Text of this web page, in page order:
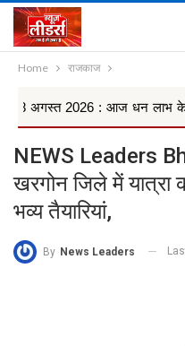
Home राजकाज
: आज धन लाभ के बड़े योग, 7
NEWS Leaders
खरगोन जिले में यात्रा
भव्य तैयारियां,
By News Leaders